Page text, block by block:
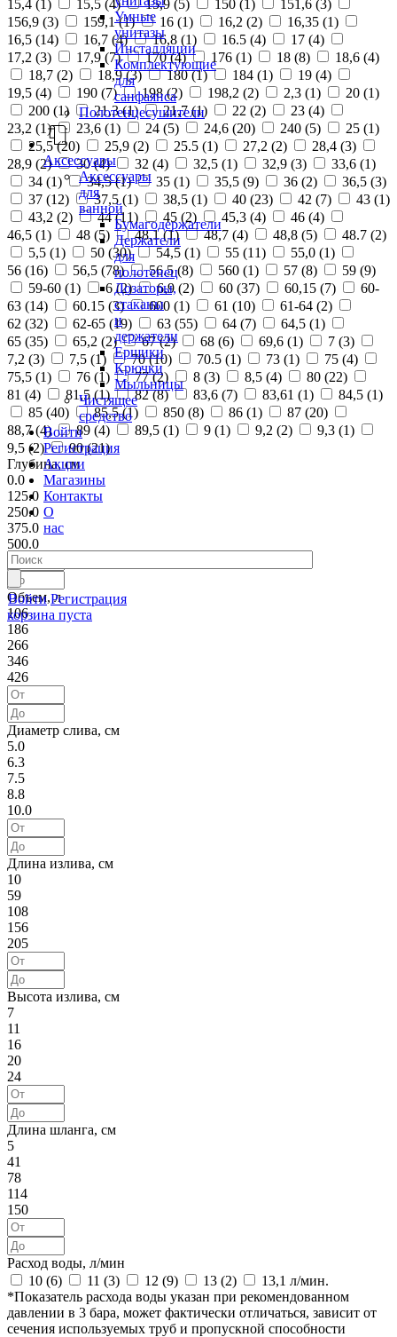
Умные
унитазы
Инсталляции
Комплектующие
для
санфаянса
Полотенцесушители
Аксессуары
Аксессуары
для
ванной
Бумагодержатели
Держатели
для
полотенец
Дозаторы,
стаканы
и
держатели
Ершики
Крючки
Мыльницы
Чистящее
средство
Войти
Регистрация
Акции
Магазины
Контакты
О
нас
Войти Регистрация
корзина пуста
15,4 (1 ) 15,5 (4) 15,9 (5) 150 (1 ) 151,6 (3)
156,9 (3) 159,1 (1) 16 (1) 16,2 (2) 16,35 (1)
16,5 (14) 16,7 (4) 16,8 (1) 16.5 (4) 17 (4)
17,2 (3) 17,9 (7) 170 (4) 176 (1) 18 (8) 18,6 (4)
18,7 (2) 18,9 (3) 180 (1) 184 (1) 19 (4)
19,5 (4) 190 (7) 198 (2) 198,2 (2) 2,3 (1) 20 (1)
200 (1) 21,3 (1) 21,7 (1) 22 (2) 23 (4)
23,2 (1) 23,6 (1) 24 (5) 24,6 (20) 240 (5) 25 (1)
25,5 (20) 25,9 (2) 25.5 (1) 27,2 (2) 28,4 (3)
28,9 (2) 30 (4) 32 (4) 32,5 (1) 32,9 (3) 33,6 (1)
34 (1) 34,5 (1) 35 (1) 35,5 (9) 36 (2) 36,5 (3)
37 (12) 37,5 (1) 38,5 (1) 40 (23) 42 (7) 43 (1)
43,2 (2) 44 (11) 45 (2) 45,3 (4) 46 (4)
46,5 (1) 48 (5) 48,1 (1) 48,7 (4) 48,8 (5) 48.7 (2)
5,5 (1) 50 (30) 54,5 (1) 55 (11) 55,0 (1)
56 (16) 56,5 (78) 56.5 (8) 560 (1) 57 (8) 59 (9)
59-60 (1) 6 (2) 6,9 (2) 60 (37) 60,15 (7)
60-
63 (14) 60.15 (3) 600 (1) 61 (10) 61-64 (2)
62 (32) 62-65 (19) 63 (55) 64 (7) 64,5 (1)
65 (35) 65,2 (2) 67 (2) 68 (6) 69,6 (1) 7 (3)
7,2 (3) 7,5 (1) 70 (10) 70.5 (1) 73 (1) 75 (4)
75,5 (1) 76 (1) 77 (2) 8 (3) 8,5 (4) 80 (22)
81 (4) 81,5 (1) 82 (8) 83,6 (7) 83,61 (1) 84,5 (1)
85 (40) 85,5 (1) 850 (8) 86 (1) 87 (20)
88,7 (4) 89 (4) 89,5 (1) 9 (1) 9,2 (2) 9,3 (1)
9,5 (2) 90 (21)
Глубина, см
0.0
125.0
250.0
375.0
500.0
Объем, л
106
186
266
346
426
Диаметр слива, см
5.0
6.3
7.5
8.8
10.0
Длина излива, см
10
59
108
156
205
Высота излива, см
7
11
16
20
24
Длина шланга, см
5
41
78
114
150
Расход воды, л/мин
10 (6) 11 (3) 12 (9) 13 (2)
13,1 л/мин.
*Показатель расхода воды указан при рекомендованном
давлении в 3 бара, может фактически отличаться, зависит от
сечения используемых труб и пропускной способности